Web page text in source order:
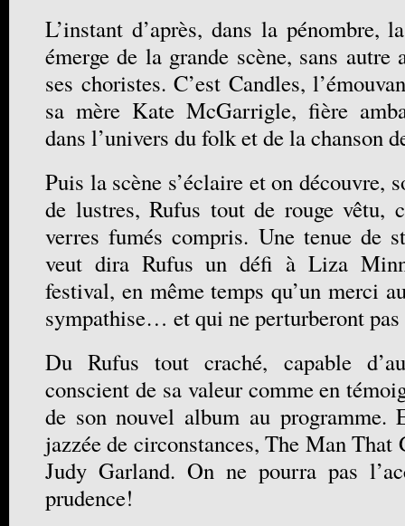
L’instant d’après, dans la pénombre,
émerge de la grande scène, sans
ses choristes. C’est Candles,
sa mère Kate McGarrigle, fière
dans l’univers du folk et de la chanson
Puis la scène s’éclaire et on découvre,
de lustres, Rufus tout de rouge vêtu,
verres fumés compris. Une tenue de
veut dira Rufus un défi à Liza
festival, en même temps qu’un merci
sympathise… et qui ne perturberont pas
Du Rufus tout craché, capable
conscient de sa valeur comme en
de son nouvel album au programme.
jazzée de circonstances, The Man That
Judy Garland. On ne pourra pas
prudence!